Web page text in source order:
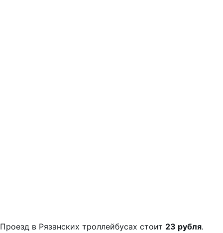
Проезд в Рязанских троллейбусах стоит 23 рубля.